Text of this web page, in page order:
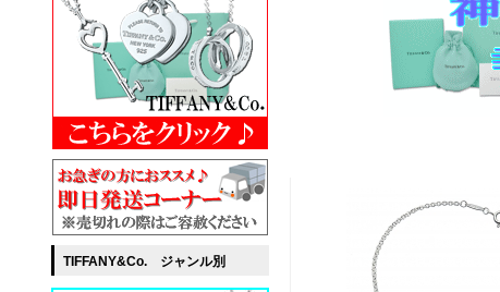
TIFFANY&Co. ジャンル別